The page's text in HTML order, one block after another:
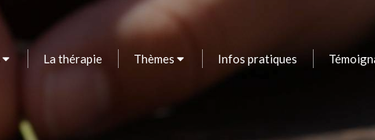
La thérapie Thèmes Infos pratiques